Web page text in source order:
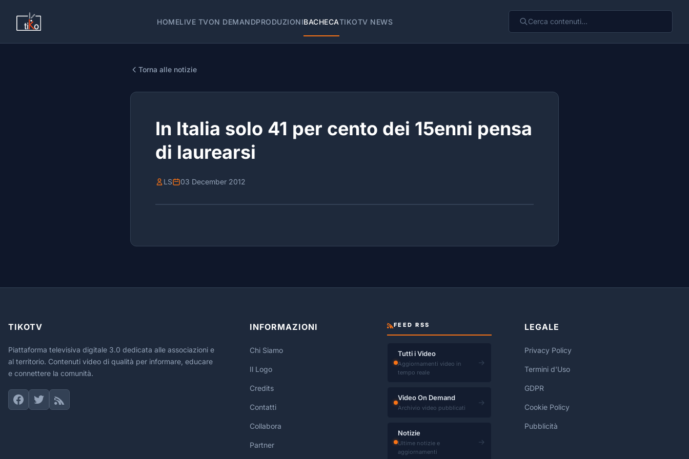
HOMELIVE TVON DEMANDPRODUZIONIBACHECATIKOTV NEWS
Torna alle notizie
In Italia solo 41 per cento dei 15enni pensa
di laurearsi
LS 03 December 2012
TIKOTV
Piattaforma televisiva digitale 3.0 dedicata alle associazioni e
al territorio. Contenuti video di qualità per informare, educare
e connettere la comunità.
INFORMAZIONI
Chi Siamo
Il Logo
Credits
Contatti
Collabora
Partner
FEED RSS
Tutti i Video
Aggiornamenti video in
tempo reale
→
Video On Demand
Archivio video pubblicati
→
Notizie
Ultime notizie e
aggiornamenti
→
LEGALE
Privacy Policy
Termini d'Uso
GDPR
Cookie Policy
Pubblicità